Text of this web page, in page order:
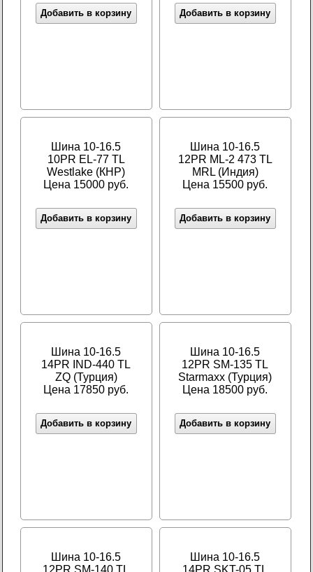
Добавить в корзину Добавить в корзину
Шина 10-16.5
10PR EL-77 TL
Westlake (КНР)
Цена 15000 руб.
Добавить в корзину
Шина 10-16.5
12PR ML-2 473 TL
MRL (Индия)
Цена 15500 руб.
Добавить в корзину
Шина 10-16.5
14PR IND-440 TL
ZQ (Турция)
Цена 17850 руб.
Добавить в корзину
Шина 10-16.5
12PR SM-135 TL
Starmaxx (Турция)
Цена 18500 руб.
Добавить в корзину
Шина 10-16.5
12PR SM-140 TL
Шина 10-16.5
14PR SKT-05 TL